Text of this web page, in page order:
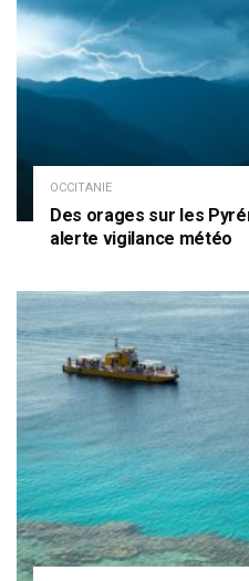
OCCITANIE
Des orages sur les
alerte vigilance météo